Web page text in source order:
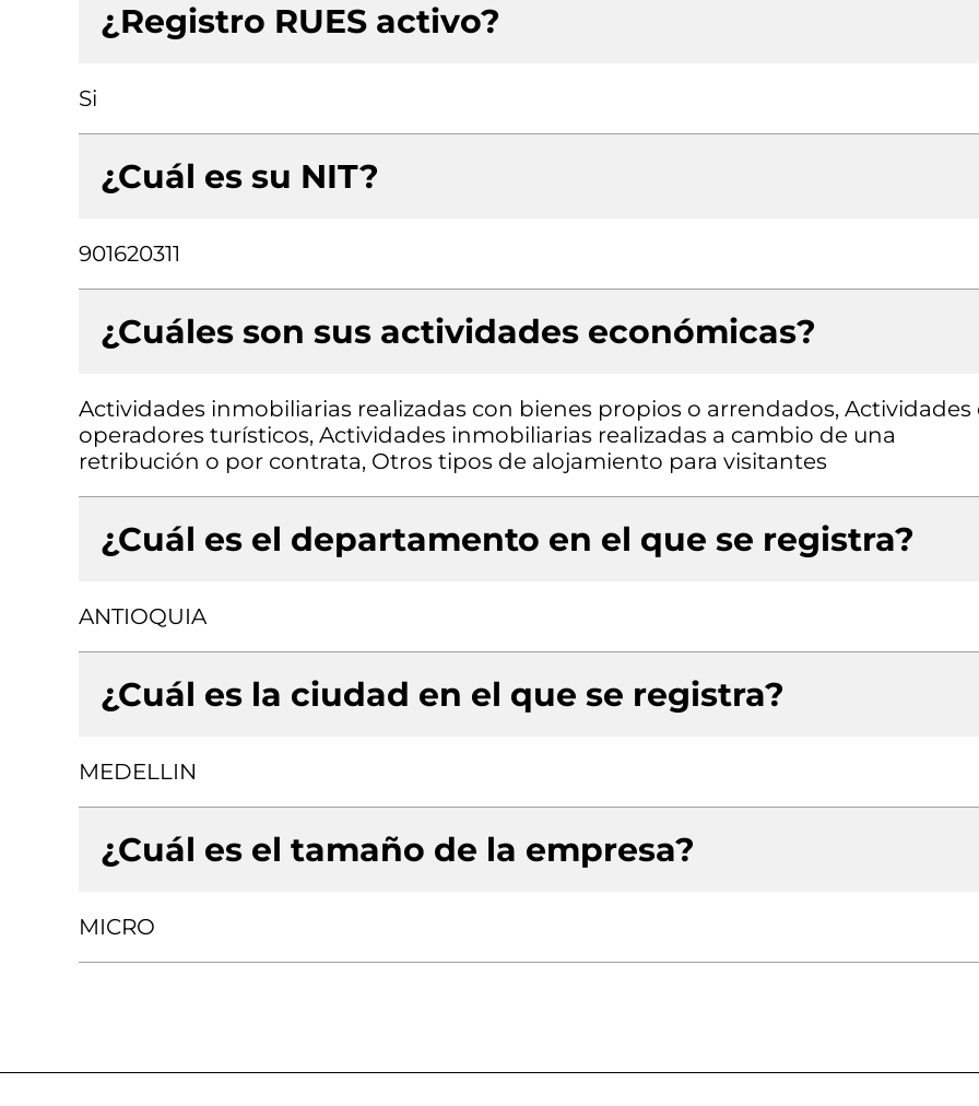
¿Registro RUES activo?
Si
¿Cuál es su NIT?
901620311
¿Cuáles son sus actividades económicas?
Actividades inmobiliarias realizadas con bienes propios o arrendados, Actividades
operadores turísticos, Actividades inmobiliarias realizadas a cambio de una
retribución o por contrata, Otros tipos de alojamiento para visitantes
¿Cuál es el departamento en el que se registra?
ANTIOQUIA
¿Cuál es la ciudad en el que se registra?
MEDELLIN
¿Cuál es el tamaño de la empresa?
MICRO